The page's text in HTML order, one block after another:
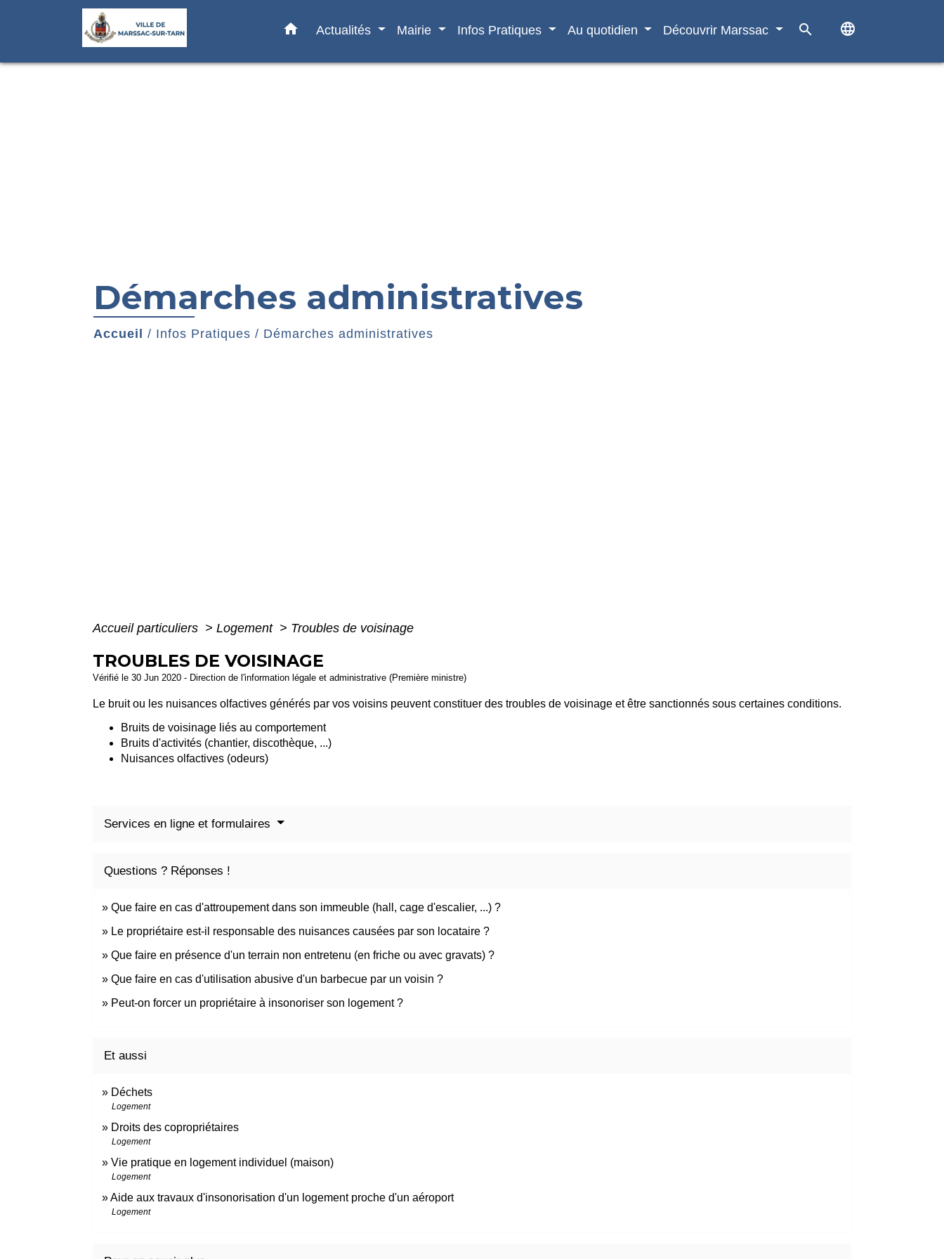
home Actualités Mairie Infos Pratiques Au quotidien Découvrir Marssac search language
Démarches administratives
Accueil / Infos Pratiques / Démarches administratives
Accueil particuliers > Logement > Troubles de voisinage
TROUBLES DE VOISINAGE
Vérifié le 30 Jun 2020 - Direction de l'information légale et administrative (Première ministre)
Le bruit ou les nuisances olfactives générés par vos voisins peuvent constituer des troubles de voisinage et être sanctionnés sous certaines conditions.
Bruits de voisinage liés au comportement
Bruits d'activités (chantier, discothèque, ...)
Nuisances olfactives (odeurs)
Services en ligne et formulaires
Questions ? Réponses !
Que faire en cas d'attroupement dans son immeuble (hall, cage d'escalier, ...) ?
Le propriétaire est-il responsable des nuisances causées par son locataire ?
Que faire en présence d'un terrain non entretenu (en friche ou avec gravats) ?
Que faire en cas d'utilisation abusive d'un barbecue par un voisin ?
Peut-on forcer un propriétaire à insonoriser son logement ?
Et aussi
Déchets
Logement
Droits des copropriétaires
Logement
Vie pratique en logement individuel (maison)
Logement
Aide aux travaux d'insonorisation d'un logement proche d'un aéroport
Logement